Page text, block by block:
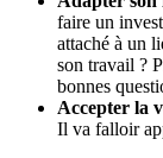
faire un
attaché à un
son travail ?
bonnes
Accepter la
Il va falloir